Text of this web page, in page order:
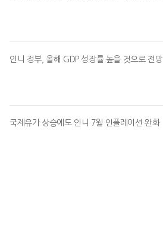
인니 정부, 올해 GDP 성장률 높을 것으로 전망
국제유가 상승에도 인니 7월 인플레이션 완화